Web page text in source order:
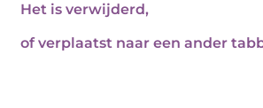
Het is verwijderd,
of verplaatst naar een ander